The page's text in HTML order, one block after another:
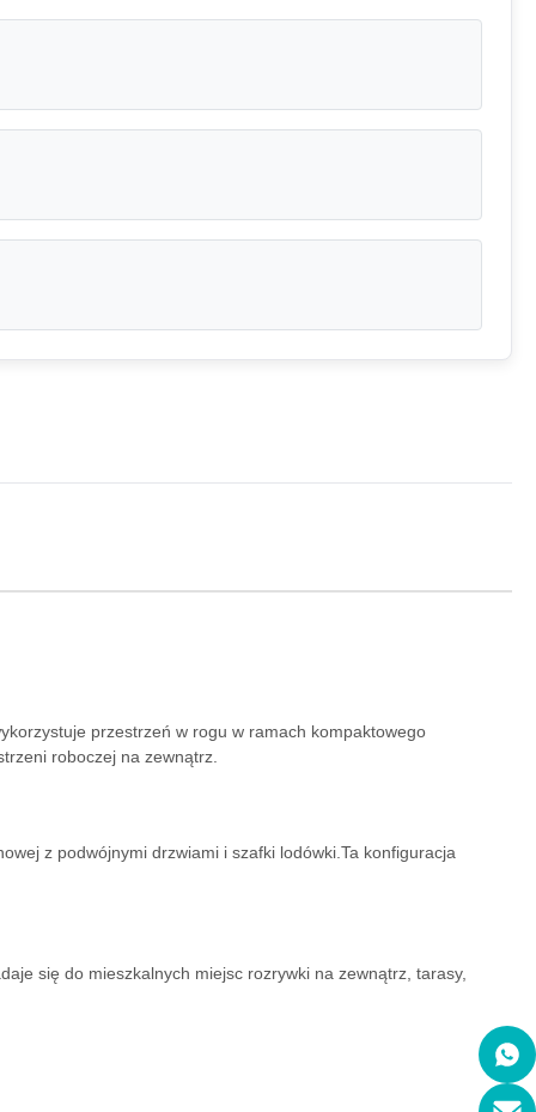
przestrzeń w rogu w ramach kompaktowego
roboczej na zewnątrz.
z podwójnymi drzwiami i szafki lodówki.Ta konfiguracja
się do mieszkalnych miejsc rozrywki na zewnątrz, tarasy,